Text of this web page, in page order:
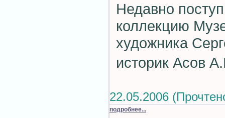
Недавно
коллекцию
художника
историк Асов
22.05.2006
подробнее...